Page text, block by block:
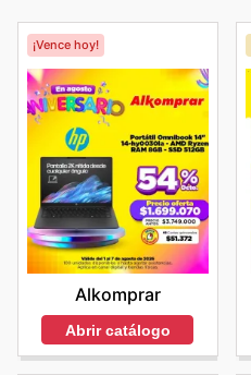
¡Vence hoy!
Alkomprar
Abrir catálogo